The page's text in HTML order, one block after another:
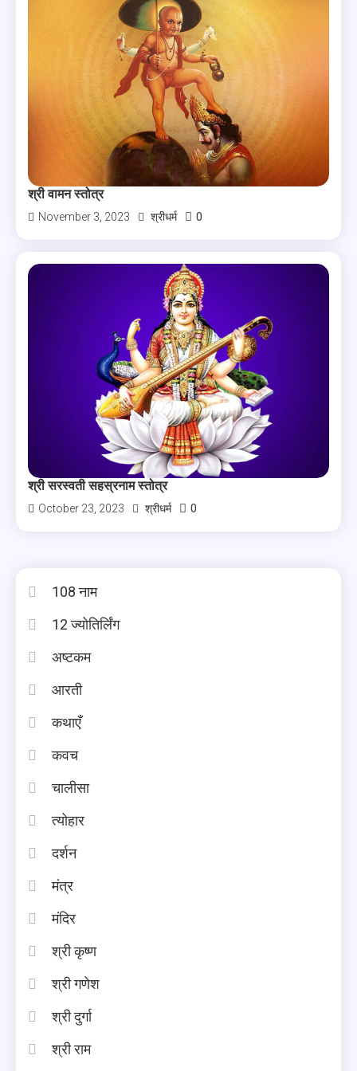
श्री वामन स्तोत्र
November 3, 2023 श्रीधर्म 0
श्री सरस्वती सहस्रनाम स्तोत्र
October 23, 2023 श्रीधर्म 0
108 नाम
12 ज्योतिर्लिंग
अष्टकम
आरती
कथाएँ
कवच
चालीसा
त्योहार
दर्शन
मंत्र
मंदिर
श्री कृष्ण
श्री गणेश
श्री दुर्गा
श्री राम